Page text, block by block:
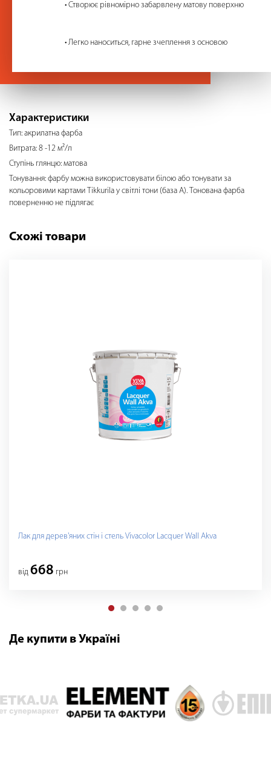
• Створює рівномірно забарвлену матову поверхню
• Легко наноситься, гарне зчеплення з основою
Характеристики
Тип: акрилатна фарба
Витрата: 8 -12 м²/л
Ступінь глянцю: матова
Тонування: фарбу можна використовувати білою або тонувати за
кольоровими картами Tikkurila у світлі тони (база А). Тонована фарба
поверненню не підлягає
Схожі товари
Лак для дерев'яних стін і стель Vivacolor Lacquer Wall Akva
вiд 668 грн
Де купити в Україні